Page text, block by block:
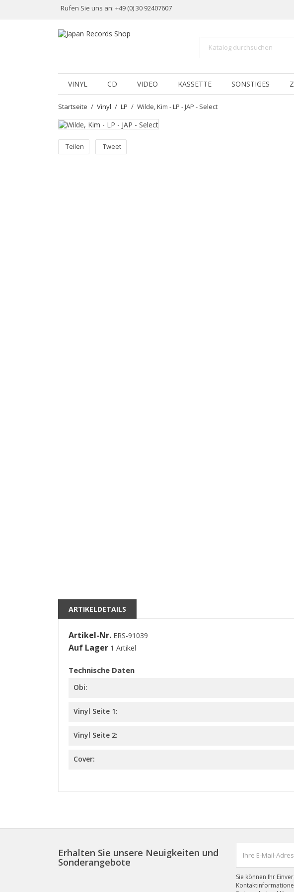
Rufen Sie uns an: +49 (0) 30 92407607
VINYL CD VIDEO KASSETTE SONSTIGES
Startseite Vinyl LP Wilde, Kim - LP - JAP - Select
Teilen Tweet
ARTIKELDETAILS
Artikel-Nr. ERS-91039
Auf Lager 1 Artikel
Technische Daten
Obi:
Vinyl Seite 1:
Vinyl Seite 2:
Cover:
Erhalten Sie unsere Neuigkeiten und
Sonderangebote
Sie können Ihr
Sie müssen